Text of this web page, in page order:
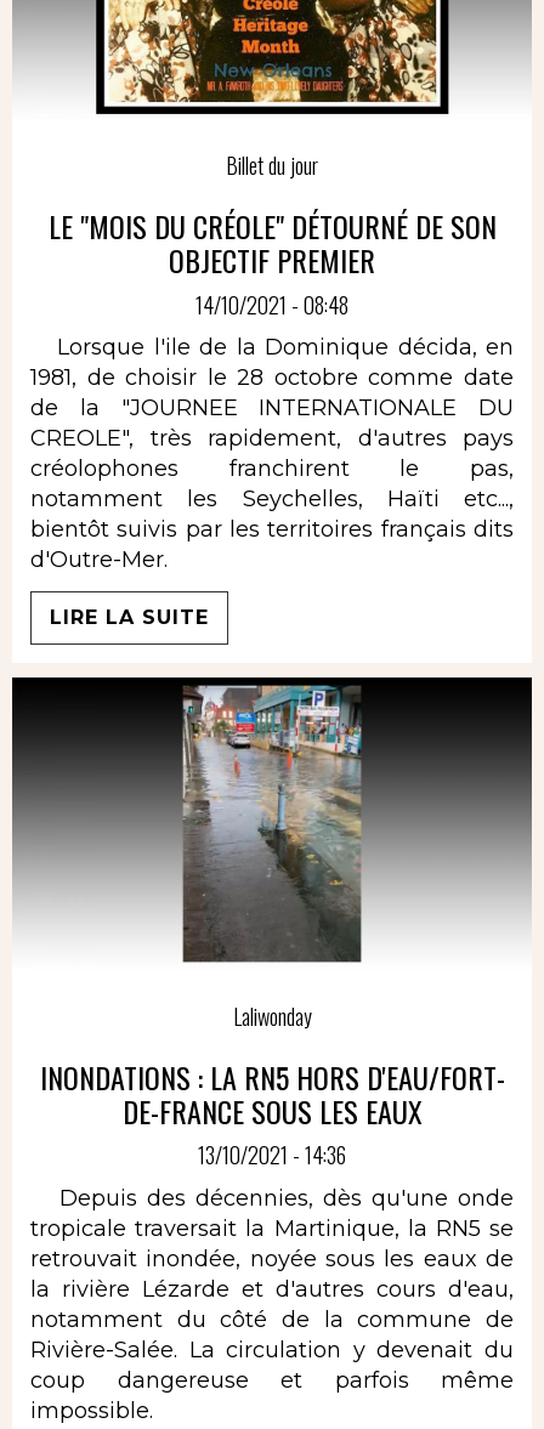
Billet du jour
LE "MOIS DU CRÉOLE" DÉTOURNÉ DE SON
OBJECTIF PREMIER
14/10/2021 - 08:48
Lorsque l'ile de la Dominique décida, en
1981, de choisir le 28 octobre comme date
de la "JOURNEE INTERNATIONALE DU
CREOLE", très rapidement, d'autres pays
créolophones franchirent le pas,
notamment les Seychelles, Haïti etc...,
bientôt suivis par les territoires français dits
d'Outre-Mer.
LIRE LA SUITE
Laliwonday
INONDATIONS : LA RN5 HORS D'EAU/FORT-
DE-FRANCE SOUS LES EAUX
13/10/2021 - 14:36
Depuis des décennies, dès qu'une onde
tropicale traversait la Martinique, la RN5 se
retrouvait inondée, noyée sous les eaux de
la rivière Lézarde et d'autres cours d'eau,
notamment du côté de la commune de
Rivière-Salée. La circulation y devenait du
coup dangereuse et parfois même
impossible.